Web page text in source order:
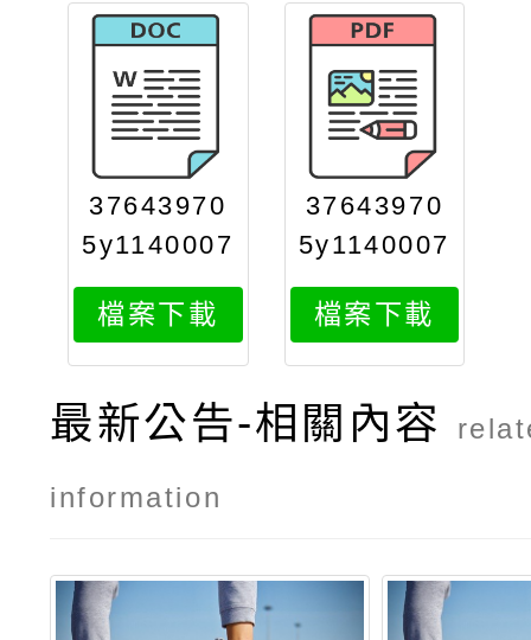
37643970
5y1140007
229attach
2
檔案下載
37643970
5y1140007
229attach
1
檔案下載
最新公告-相關內容
information